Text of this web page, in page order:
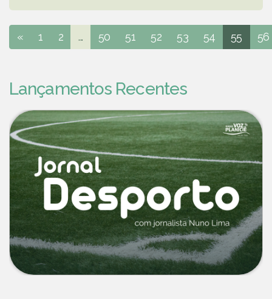
« 1 2 ... 50 51 52 53 54 55 56
Lançamentos Recentes